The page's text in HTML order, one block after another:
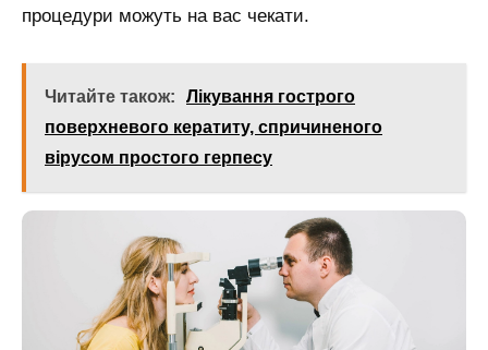
процедури можуть на вас чекати.
Читайте також:
Лікування гострого
поверхневого кератиту, спричиненого
вірусом простого герпесу